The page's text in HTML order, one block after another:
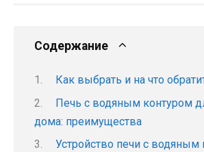
Содержание
Как выбрать и на что
Печь с водяным контуром
дома: преимущества
Устройство печи с водяным